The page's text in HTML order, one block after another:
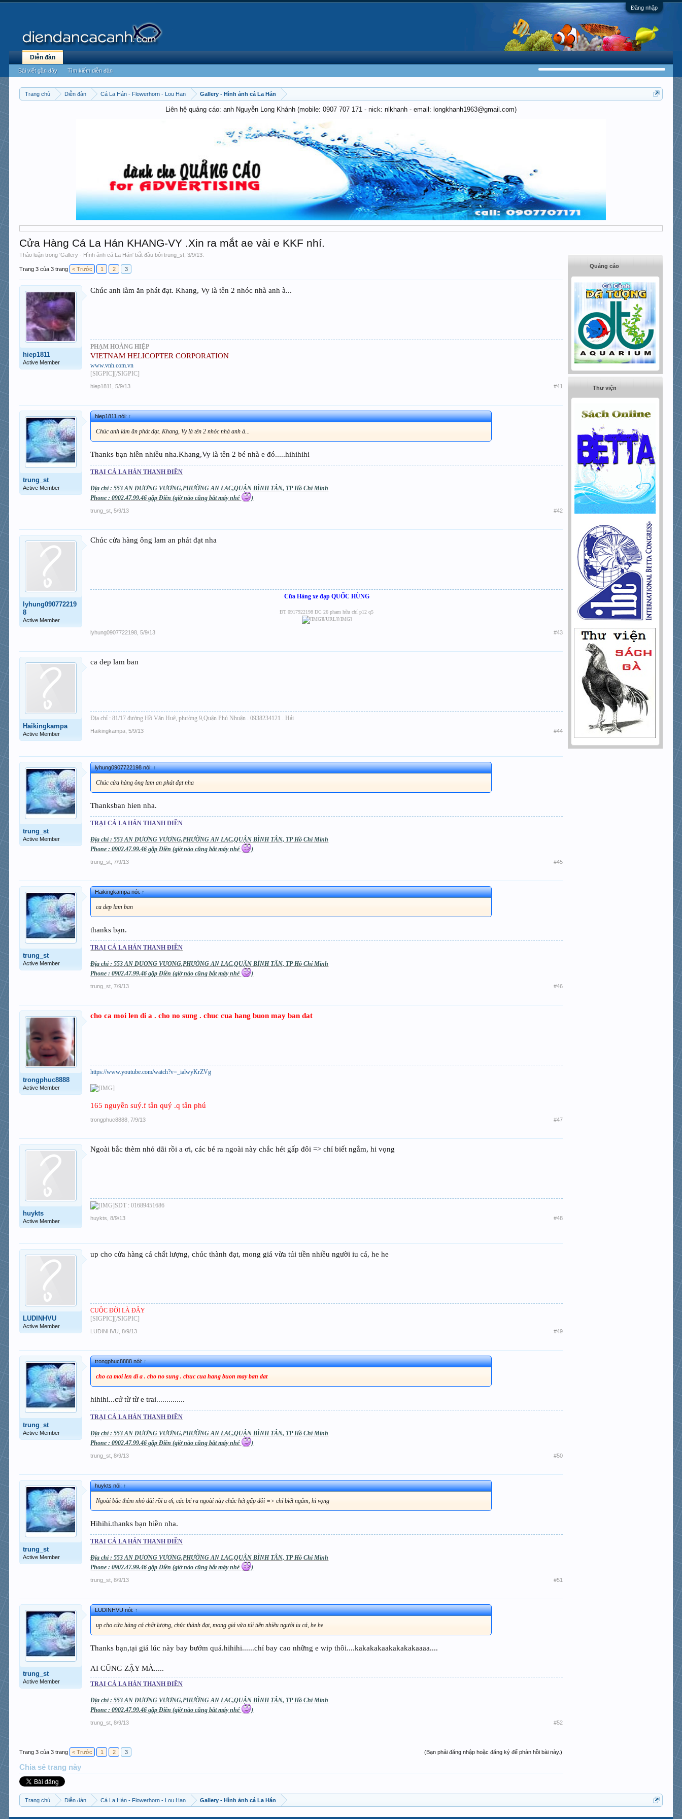
Đăng nhập
Trang chủ Diễn đàn Cá La Hán - Flowerhorn - Lou Han Gallery - Hình ảnh cá La Hán
Liên hệ quảng cáo: anh Nguyễn Long Khánh (mobile: 0907 707 171 - nick: nlkhanh - email: longkhanh1963@gmail.com)
Cửa Hàng Cá La Hán KHANG-VY .Xin ra mắt ae vài e KKF nhí.
Thảo luận trong 'Gallery - Hình ảnh cá La Hán' bắt đầu bởitrung_st ,3/9/13
Trang 3 của 3 trang < Trước 1 2 3
hiep1811
Active Member
Chúc anh làm ăn phát đạt. Khang, Vy là tên 2 nhóc nhà anh à...
PHẠM HOÀNG HIỆP
VIETNAM HELICOPTER CORPORATION
www.vnh.com.vn
[SIGPIC][/SIGPIC]
hiep1811 5/9/13 #41
trung_st
Active Member
hiep1811 nói:↑
Chúc anh làm ăn phát đạt. Khang, Vy là tên 2 nhóc nhà anh à...
Thanks bạn hiền nhiều nha.Khang,Vy là tên 2 bé nhà e đó.....hihihihi
TRẠI CÁ LA HÁN THANH ĐIỀN
Địa chỉ : 553 AN DƯƠNG VƯƠNG,PHƯỜNG AN LAC,QUẬN BÌNH TÂN, TP Hồ Chí Minh
Phone : 0902.47.99.46 gặp Điền (giờ nào cũng bắt máy nhé
)
trung_st 5/9/13 #42
lyhung090772219
8
Active Member
Chúc cửa hàng ông lam an phát đạt nha
Cữa Hàng xe đạp QUỐC HÙNG​
ĐT 0917922198 DC 26 pham hữu chí p12 q5​
[/URL][/IMG]​
lyhung0907722198 5/9/13 #43
Haikingkampa
Active Member
ca dep lam ban
Địa chỉ : 81/17 đường Hồ Văn Huê, phường 9,Quận Phú Nhuận . 0938234121 . Hải
Haikingkampa 5/9/13 #44
trung_st
Active Member
lyhung0907722198 nói:↑
Chúc cửa hàng ông lam an phát đạt nha
Thanksban hien nha.
TRẠI CÁ LA HÁN THANH ĐIỀN
Địa chỉ : 553 AN DƯƠNG VƯƠNG,PHƯỜNG AN LAC,QUẬN BÌNH TÂN, TP Hồ Chí Minh
Phone : 0902.47.99.46 gặp Điền (giờ nào cũng bắt máy nhé
)
trung_st 7/9/13 #45
trung_st
Active Member
Haikingkampa nói:↑
ca dep lam ban
thanks bạn.
TRẠI CÁ LA HÁN THANH ĐIỀN
Địa chỉ : 553 AN DƯƠNG VƯƠNG,PHƯỜNG AN LAC,QUẬN BÌNH TÂN, TP Hồ Chí Minh
Phone : 0902.47.99.46 gặp Điền (giờ nào cũng bắt máy nhé
)
trung_st 7/9/13 #46
trongphuc8888
Active Member
cho ca moi len di a . cho no sung . chuc cua hang buon may ban dat
https://www.youtube.com/watch?v=_ialwyKrZVg
165 nguyễn suý.f tân quý .q tân phú
trongphuc8888 7/9/13 #47
huykts
Active Member
Ngoài bắc thèm nhỏ dãi rồi a ơi, các bé ra ngoài này chắc hét gấp đôi => chỉ biết ngắm, hi vọng
SDT : 01689451686
huykts 8/9/13 #48
LUDINHVU
Active Member
up cho cửa hàng cá chất lượng, chúc thành đạt, mong giá vừa túi tiền nhiều người iu cá, he he
CUỘC ĐỜI LÀ ĐÂY
[SIGPIC][/SIGPIC]
LUDINHVU 8/9/13 #49
trung_st
Active Member
trongphuc8888 nói:↑
cho ca moi len di a . cho no sung . chuc cua hang buon may ban dat
hihihi...cứ từ từ e trai..............
TRẠI CÁ LA HÁN THANH ĐIỀN
Địa chỉ : 553 AN DƯƠNG VƯƠNG,PHƯỜNG AN LAC,QUẬN BÌNH TÂN, TP Hồ Chí Minh
Phone : 0902.47.99.46 gặp Điền (giờ nào cũng bắt máy nhé
)
trung_st 8/9/13 #50
trung_st
Active Member
huykts nói:↑
Ngoài bắc thèm nhỏ dãi rồi a ơi, các bé ra ngoài này chắc hét gấp đôi => chỉ biết ngắm, hi vọng
Hihihi.thanks bạn hiền nha.
TRẠI CÁ LA HÁN THANH ĐIỀN
Địa chỉ : 553 AN DƯƠNG VƯƠNG,PHƯỜNG AN LAC,QUẬN BÌNH TÂN, TP Hồ Chí Minh
Phone : 0902.47.99.46 gặp Điền (giờ nào cũng bắt máy nhé
)
trung_st 8/9/13 #51
trung_st
Active Member
LUDINHVU nói:↑
up cho cửa hàng cá chất lượng, chúc thành đạt, mong giá vừa túi tiền nhiều người iu cá, he he
Thanks bạn,tại giá lúc này bay bướm quá.hihihi......chỉ bay cao những e wip thôi....kakakakaakakakakaaaa....
AI CŨNG ZẬY MÀ.....
TRẠI CÁ LA HÁN THANH ĐIỀN
Địa chỉ : 553 AN DƯƠNG VƯƠNG,PHƯỜNG AN LAC,QUẬN BÌNH TÂN, TP Hồ Chí Minh
Phone : 0902.47.99.46 gặp Điền (giờ nào cũng bắt máy nhé
)
trung_st 8/9/13 #52
(Bạn phải đăng nhập hoặc đăng ký để phản hồi bài này.)
Trang 3 của 3 trang < Trước 1 2 3
Chia sẻ trang này
Quảng cáo
Thư viện
Trang chủ Diễn đàn Cá La Hán - Flowerhorn - Lou Han Gallery - Hình ảnh cá La Hán
Diễn đàn
Bài viết gần đây Tìm kiếm diễn đàn